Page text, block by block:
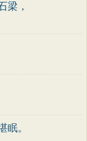
梁，
眠。